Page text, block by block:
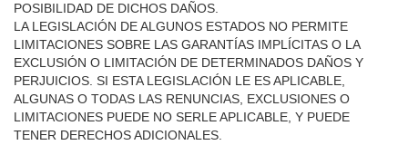
POSIBILIDAD DE DICHOS DAÑOS.
LA LEGISLACIÓN DE ALGUNOS ESTADOS NO PERMITE
LIMITACIONES SOBRE LAS GARANTÍAS IMPLÍCITAS O LA
EXCLUSIÓN O LIMITACIÓN DE DETERMINADOS DAÑOS Y
PERJUICIOS. SI ESTA LEGISLACIÓN LE ES APLICABLE,
ALGUNAS O TODAS LAS RENUNCIAS, EXCLUSIONES O
LIMITACIONES PUEDE NO SERLE APLICABLE, Y PUEDE
TENER DERECHOS ADICIONALES.